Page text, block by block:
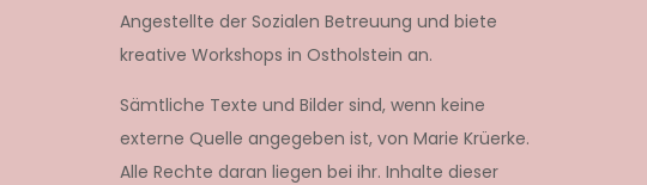
Angestellte der Sozialen Betreuung und biete
kreative Workshops in Ostholstein an.
Sämtliche Texte und Bilder sind, wenn keine
externe Quelle angegeben ist, von Marie Krüerke.
Alle Rechte daran liegen bei ihr. Inhalte dieser